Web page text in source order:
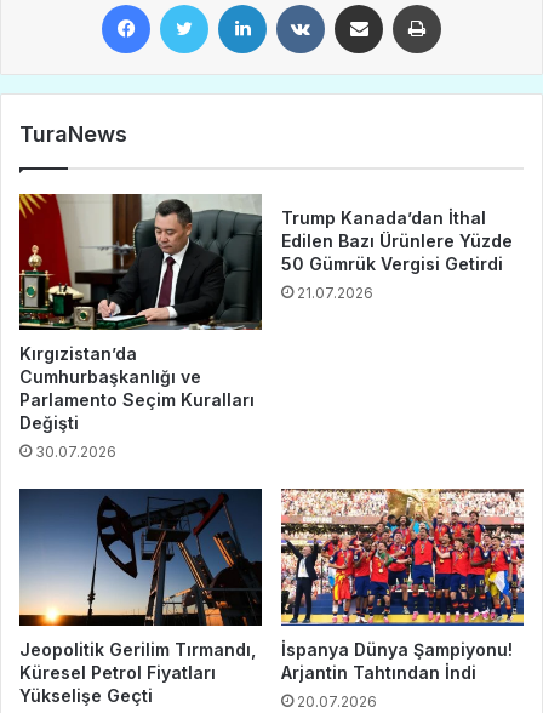
TuraNews
Kırgızistan’da
Cumhurbaşkanlığı ve
Parlamento Seçim Kuralları
Değişti
30.07.2026
Trump Kanada’dan İthal
Edilen Bazı Ürünlere Yüzde
50 Gümrük Vergisi Getirdi
21.07.2026
Jeopolitik Gerilim Tırmandı,
Küresel Petrol Fiyatları
Yükselişe Geçti
İspanya Dünya Şampiyonu!
Arjantin Tahtından İndi
20.07.2026